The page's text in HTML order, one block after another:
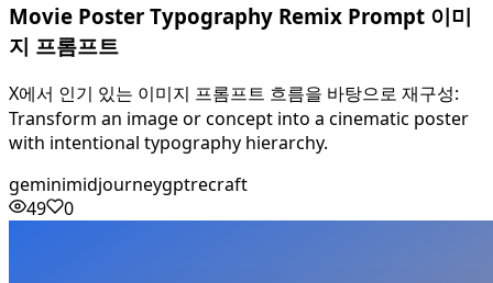
Movie Poster Typography Remix Prompt 이미
지 프롬프트
X에서 인기 있는 이미지 프롬프트 흐름을 바탕으로 재구성:
Transform an image or concept into a cinematic poster
with intentional typography hierarchy.
geminimidjourneygptrecraft
49
0